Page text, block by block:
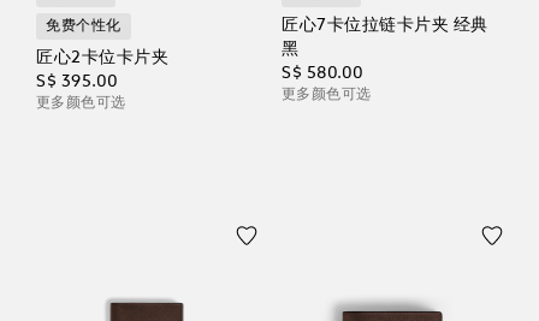
免费个性化
匠心2卡位卡片夹
S$ 395.00
更多颜色可选
匠心7卡位拉链卡片夹 经典
黑
S$ 580.00
更多颜色可选